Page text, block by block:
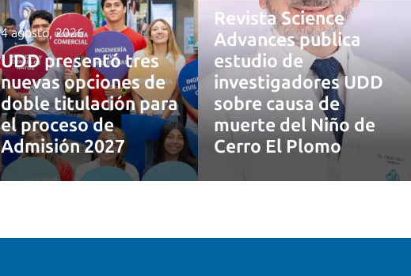
4 agosto, 2026
UDD presentó tres
nuevas opciones de
doble titulación para
el proceso de
Admisión 2027
Revista Science
Advances publica
estudio de
investigadores UDD
sobre causa de
muerte del Niño de
Cerro El Plomo